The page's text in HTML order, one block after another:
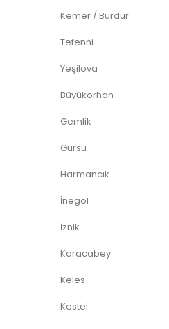
Kemer / Burdur
Tefenni
Yeşilova
Büyükorhan
Gemlik
Gürsu
Harmancık
İnegöl
İznik
Karacabey
Keles
Kestel